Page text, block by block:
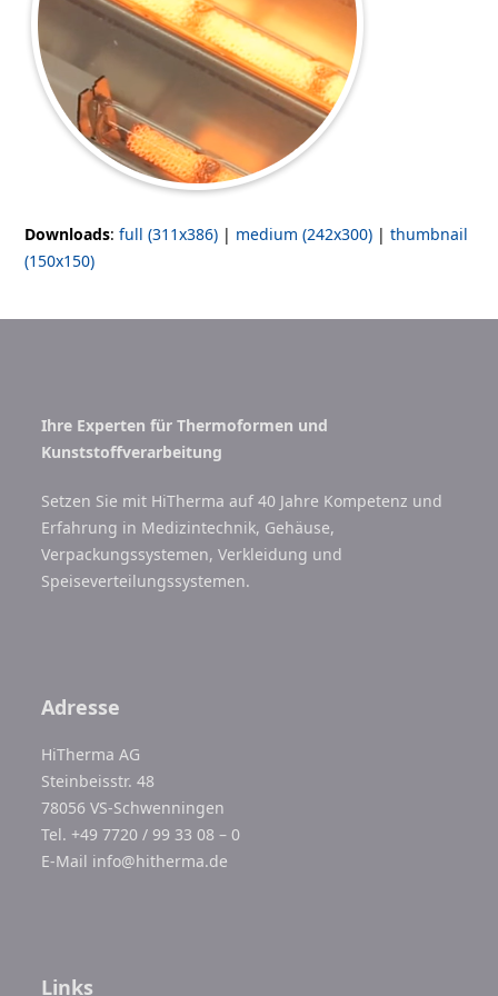
Downloads:full (311x386) | medium (242x300) |thumbnail
(150x150)
Ihre Experten für Thermoformen und
Kunststoffverarbeitung
Setzen Sie mit HiTherma auf 40 Jahre Kompetenz und
Erfahrung in Medizintechnik, Gehäuse,
Verpackungssystemen, Verkleidung und
Speiseverteilungssystemen.
Adresse
HiTherma AG
Steinbeisstr. 48
78056 VS-Schwenningen
Tel. +49 7720 / 99 33 08 – 0
E-Mail info@hitherma.de
Links